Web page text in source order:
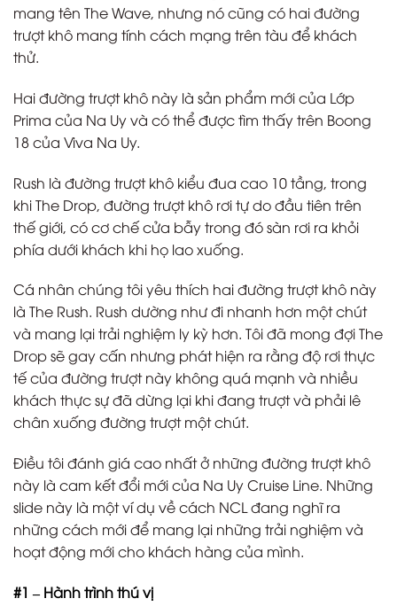
mang tên The Wave, nhưng nó cũng có hai đường
trượt khô mang tính cách mạng trên tàu để khách
thử.
Hai đường trượt khô này là sản phẩm mới của Lớp
Prima của Na Uy và có thể được tìm thấy trên Boong
18 của Viva Na Uy.
Rush là đường trượt khô kiểu đua cao 10 tầng, trong
khi The Drop, đường trượt khô rơi tự do đầu tiên trên
thế giới, có cơ chế cửa bẫy trong đó sàn rơi ra khỏi
phía dưới khách khi họ lao xuống.
Cá nhân chúng tôi yêu thích hai đường trượt khô này
là The Rush. Rush dường như đi nhanh hơn một chút
và mang lại trải nghiệm ly kỳ hơn. Tôi đã mong đợi The
Drop sẽ gay cấn nhưng phát hiện ra rằng độ rơi thực
tế của đường trượt này không quá mạnh và nhiều
khách thực sự đã dừng lại khi đang trượt và phải lê
chân xuống đường trượt một chút.
Điều tôi đánh giá cao nhất ở những đường trượt khô
này là cam kết đổi mới của Na Uy Cruise Line. Những
slide này là một ví dụ về cách NCL đang nghĩ ra
những cách mới để mang lại những trải nghiệm và
hoạt động mới cho khách hàng của mình.
#1 – Hành trình thú vị